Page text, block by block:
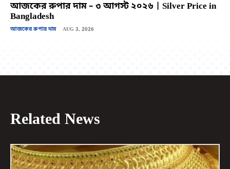
আজকের রুপার দাম – ৩ আগস্ট ২০২৬ | Silver Price in
Bangladesh
আজকের রুপার দাম AUG 3, 2026
Related News